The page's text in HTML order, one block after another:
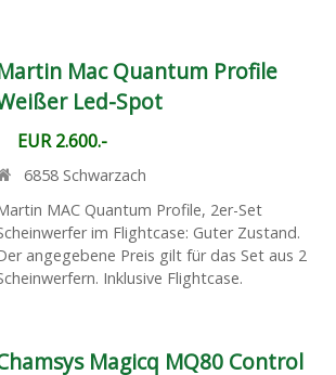
Mac Quantum Profile
Led-Spot
EUR 2.600.-
6858 Schwarzach
MAC Quantum Profile, 2er-Set
im Flightcase: Guter Zustand.
angegebene Preis gilt für das Set aus 2
Inklusive Flightcase.
Magicq MQ80 Control